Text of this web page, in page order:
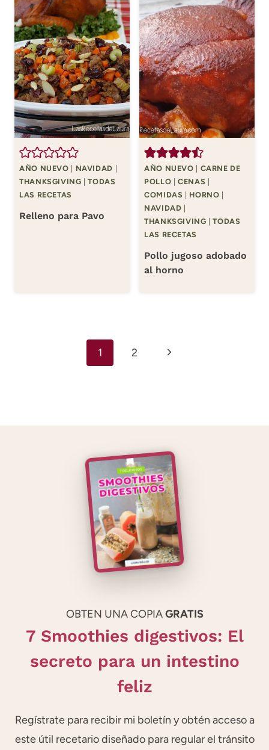
AÑO NUEVO | NAVIDAD |
THANKSGIVING |TODAS
LAS RECETAS
Relleno para Pavo
AÑO NUEVO | CARNE DE
POLLO |CENAS |
COMIDAS | HORNO |
NAVIDAD |
THANKSGIVING |TODAS
LAS RECETAS
Pollo jugoso adobado
al horno
1 2
Siguiente
OBTEN UNA COPIAGRATIS
7 Smoothies digestivos: El
secreto para un intestino
feliz
Regístrate para recibir mi boletín y obtén acceso a
este útil recetario diseñado para regular el tránsito